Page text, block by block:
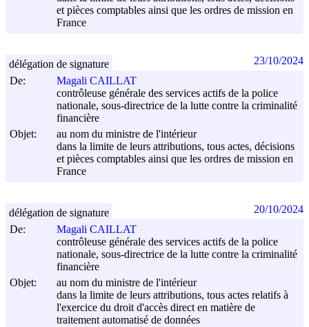
et pièces comptables ainsi que les ordres de mission en
France
De:
Magali CAILLAT
contrôleuse générale des services actifs de la police
nationale, sous-directrice de la lutte contre la criminalité
financière
Objet:
au nom du ministre de l'intérieur
dans la limite de leurs attributions, tous actes, décisions
et pièces comptables ainsi que les ordres de mission en
France
délégation de signature 23/10/2024
De:
Magali CAILLAT
contrôleuse générale des services actifs de la police
nationale, sous-directrice de la lutte contre la criminalité
financière
Objet:
au nom du ministre de l'intérieur
dans la limite de leurs attributions, tous actes relatifs à
l'exercice du droit d'accès direct en matière de
traitement automatisé de données
délégation de signature 20/10/2024